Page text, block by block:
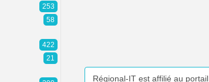
Régional-IT est affilié au portail
253
58
422
21